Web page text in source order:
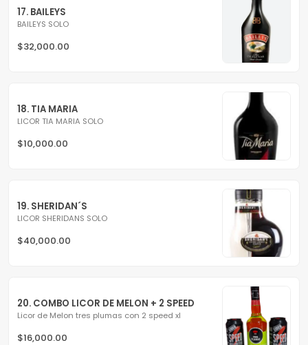
17. BAILEYS
BAILEYS SOLO
$32,000.00
18. TIA MARIA
LICOR TIA MARIA SOLO
$10,000.00
19. SHERIDAN´S
LICOR SHERIDANS SOLO
$40,000.00
20. COMBO LICOR DE MELON + 2 SPEED
Licor de Melon tres plumas con 2 speed xl
$16,000.00